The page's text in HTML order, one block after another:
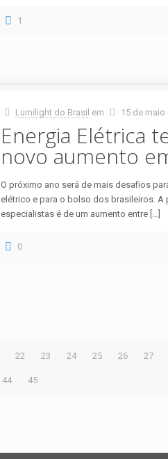
1
Lumilight do Brasil em 15 de maio
Energia Elétrica
novo aumento
O próximo ano será de mais desafios
elétrico e para o bolso dos brasileiros. A
especialistas é de um aumento entre […]
0
22 23 24 25 26 27
44 45